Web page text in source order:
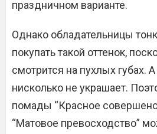
праздничном варианте.
Однако обладательницы
покупать такой оттенок,
смотрится на пухлых губах.
нисколько не украшает.
помады “Красное
“Матовое превосходство”